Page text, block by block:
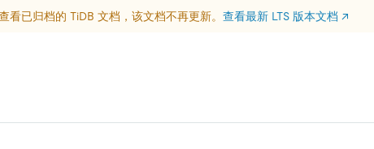
看已归档的 TiDB 文档，该文档不再更新。 查看最新 LTS 版本文档 ↗